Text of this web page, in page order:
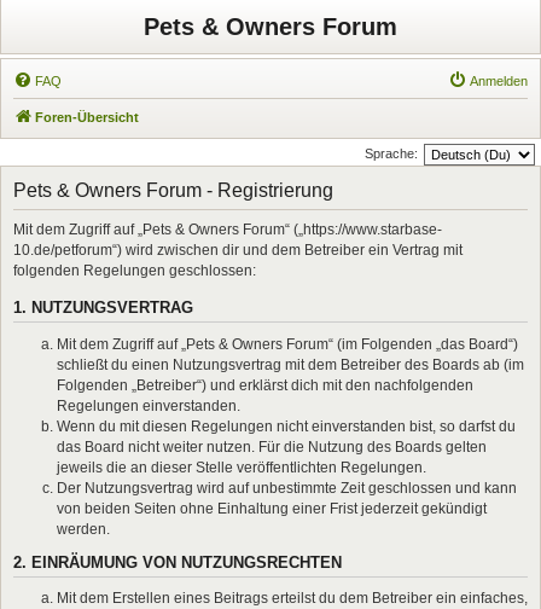
Pets & Owners Forum
FAQ Anmelden
Foren-Übersicht
Sprache:
Pets & Owners Forum - Registrierung
Mit dem Zugriff auf „Pets & Owners Forum“ („https://www.starbase-
10.de/petforum“) wird zwischen dir und dem Betreiber ein Vertrag mit
folgenden Regelungen geschlossen:
1. NUTZUNGSVERTRAG
Mit dem Zugriff auf „Pets & Owners Forum“ (im Folgenden „das Board“)
schließt du einen Nutzungsvertrag mit dem Betreiber des Boards ab (im
Folgenden „Betreiber“) und erklärst dich mit den nachfolgenden
Regelungen einverstanden.
Wenn du mit diesen Regelungen nicht einverstanden bist, so darfst du
das Board nicht weiter nutzen. Für die Nutzung des Boards gelten
jeweils die an dieser Stelle veröffentlichten Regelungen.
Der Nutzungsvertrag wird auf unbestimmte Zeit geschlossen und kann
von beiden Seiten ohne Einhaltung einer Frist jederzeit gekündigt
werden.
2. EINRÄUMUNG VON NUTZUNGSRECHTEN
Mit dem Erstellen eines Beitrags erteilst du dem Betreiber ein einfaches,